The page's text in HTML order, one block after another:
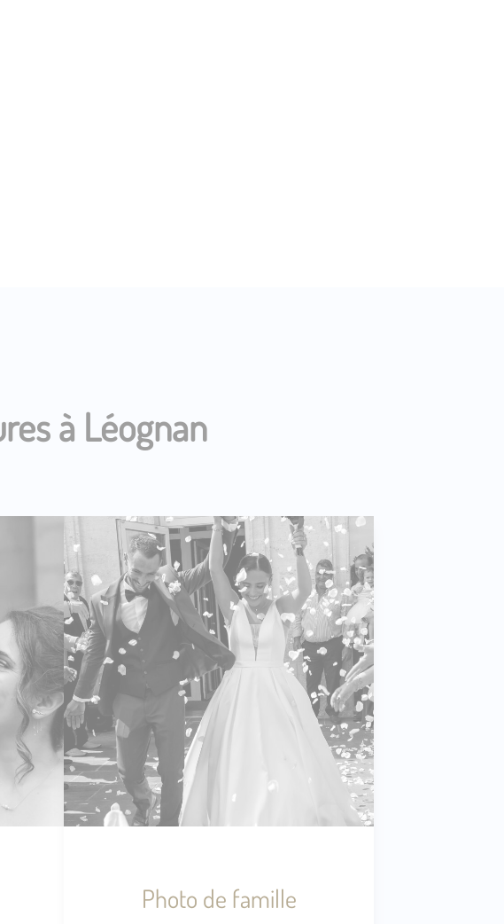
à Léognan
Photo de famille